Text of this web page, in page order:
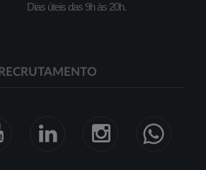
Dias úteis das 9h às 20h.
RECRUTAMENTO